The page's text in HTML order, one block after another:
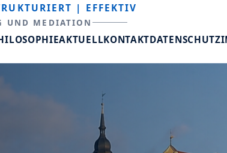
| EFFEKTIV
UND MEDIATION
AKTUELLKONTAKTDATENSCHUTZ